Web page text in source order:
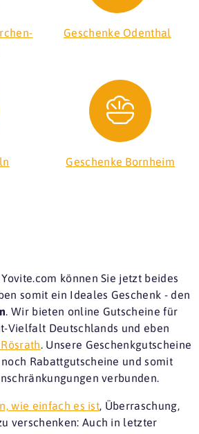
Geschenke Odenthal
Geschenke Bornheim
können Sie jetzt beides
somit ein Ideales Geschenk - den
. Wir bieten online Gutscheine für
Vielfalt Deutschlands und eben
. Unsere Geschenkgutscheine
Rabattgutscheine und somit
verbunden.
wie einfach es ist, Überraschung,
verschenken: Auch in letzter